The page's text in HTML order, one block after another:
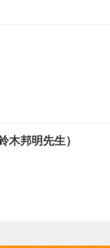
木邦明先生）